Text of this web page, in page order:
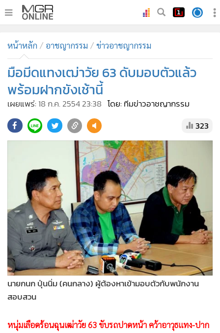
ทันเหตุการณ์
• ภาคใต้
ภูมิภาค
Online Section
• ผู้จัดการรายวัน
• คอลัมนิสต์
CbizReview
Cyber BIZ
ผู้จัดกวน
•
Good health & Well-being
Green Innovation & SD
•
Management & HR
• MGR Live
• Infographic
• การเมือง
• กีฬา
หน้าหลัก อาชญากรรม ข่าวอาชญากรรม
มือมีดแทงเฒ่าวัย 63 ดับมอบตัวแล้ว
พร้อมฝากขังเช้านี้
เผยแพร่: 18 ก.ค. 2554 23:38 โดย: ทีมข่าวอาชญากรรม
323
นายกนก ปุ่นนิ่ม (คนกลาง) ผู้ต้องหาเข้ามอบตัวกับพนักงาน
สอบสวน
หนุ่มเลือดร้อนฉุนเฒ่าวัย 63 ขับรถปาดหน้า คว้าอาวุธแทง-ปาก